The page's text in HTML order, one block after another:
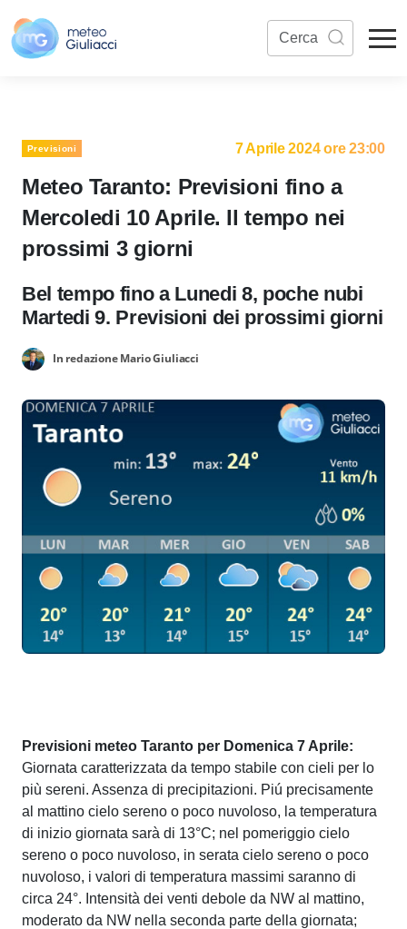
Previsioni 7 Aprile 2024 ore 23:00
Meteo Taranto: Previsioni fino a
Mercoledi 10 Aprile. Il tempo nei
prossimi 3 giorni
Bel tempo fino a Lunedi 8, poche nubi
Martedi 9. Previsioni dei prossimi giorni
In redazione Mario Giuliacci
Previsioni meteo Taranto per Domenica 7 Aprile:
Giornata caratterizzata da tempo stabile con cieli per lo
più sereni. Assenza di precipitazioni. Piú precisamente
al mattino cielo sereno o poco nuvoloso, la temperatura
di inizio giornata sarà di 13°C; nel pomeriggio cielo
sereno o poco nuvoloso, in serata cielo sereno o poco
nuvoloso, i valori di temperatura massimi saranno di
circa 24°. Intensità dei venti debole da NW al mattino,
moderato da NW nella seconda parte della giornata;